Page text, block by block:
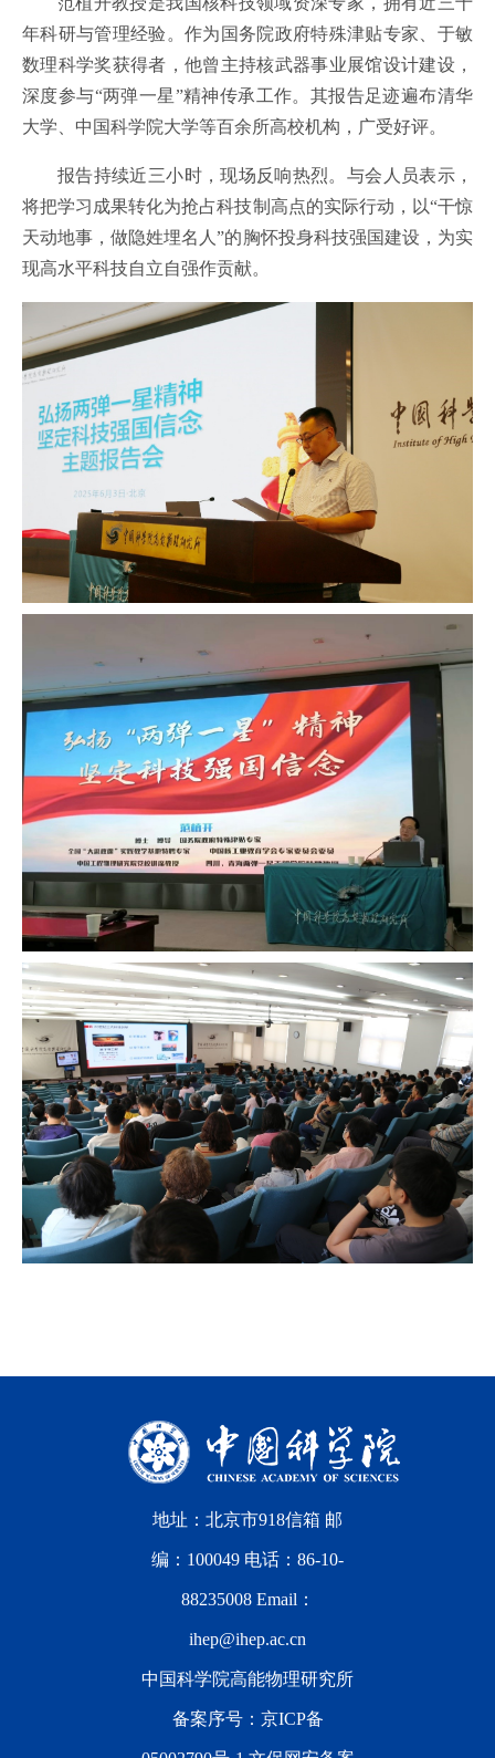
年科研与管理经验。作为国务院政府特殊津贴专家、于敏
数理科学奖获得者，他曾主持核武器事业展馆设计建设，
深度参与“两弹一星”精神传承工作。其报告足迹遍布清华
大学、中国科学院大学等百余所高校机构，广受好评。
报告持续近三小时，现场反响热烈。与会人员表示，
将把学习成果转化为抢占科技制高点的实际行动，以“干惊
天动地事，做隐姓埋名人”的胸怀投身科技强国建设，为实
现高水平科技自立自强作贡献。
地址：北京市918信箱 邮
编：100049 电话：86-10-
88235008 Email：
ihep@ihep.ac.cn
中国科学院高能物理研究所
备案序号： 京ICP备